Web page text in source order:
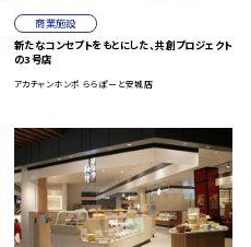
商業施設
新たなコンセプトをもとにした、共創プロジェクト
の3号店
アカチャンホンポ ららぽーと安城店